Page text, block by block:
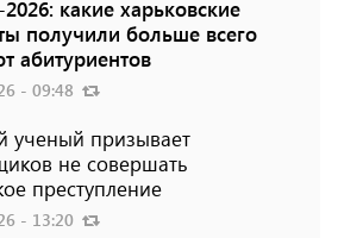
какие харьковские
получили больше всего
абитуриентов
- 09:48
ученый призывает
не совершать
преступление
- 13:20